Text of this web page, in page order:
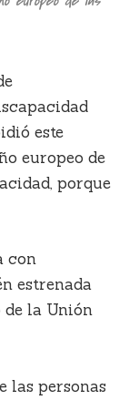
este
europeo de
porque
con
estrenada
de la Unión
las personas